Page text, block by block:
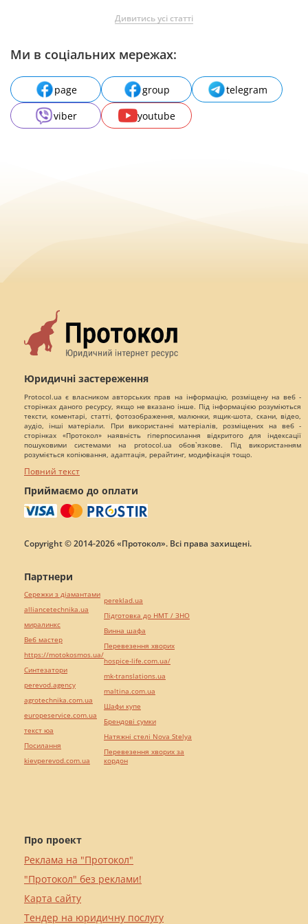
Дивитись усі статті
Ми в соціальних мережах:
page group
telegram
viber
youtube
Юридичні застереження
Protocol.ua є власником авторських прав на інформацію, розміщену на веб -
сторінках даного ресурсу, якщо не вказано інше. Під інформацією розуміються
тексти, коментарі, статті, фотозображення, малюнки, ящик-шота, скани, відео,
аудіо, інші матеріали. При використанні матеріалів, розміщених на веб -
сторінках «Протокол» наявність гіперпосилання відкритого для індексації
пошуковими системами на protocol.ua обов`язкове. Під використанням
розуміється копіювання, адаптація, рерайтинг, модифікація тощо.
Повний текст
Приймаємо до оплати
Copyright © 2014-2026 «Протокол». Всі права захищені.
Про проект
Реклама на "Протокол"
"Протокол" без реклами!
Карта сайту
Тендер на юридичну послугу
Партнери
Сережки з діамантами
alliancetechnika.ua
миралинкс
Веб мастер
https://motokosmos.ua/
Синтезатори
perevod.agency
agrotechnika.com.ua
europeservice.com.ua
текст юа
Посилання
kievperevod.com.ua
pereklad.ua
Підготовка до НМТ / ЗНО
Винна шафа
Перевезення хворих
hospice-life.com.ua/
mk-translations.ua
maltina.com.ua
Шафи купе
Брендові сумки
Натяжні стелі Nova Stelya
Перевезення хворих за
кордон